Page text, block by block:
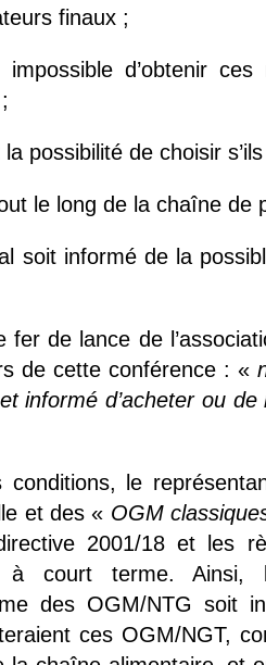
finaux ;
d’obtenir
possibilité de choisir
le long de la chaîne de
soit informé de la
fer de lance de
de cette conférence : «
informé d’acheter ou
conditions, le
et des « OGM
2001/18 et les
à court terme. Ainsi,
des OGM/NTG soit
ces OGM/NGT,